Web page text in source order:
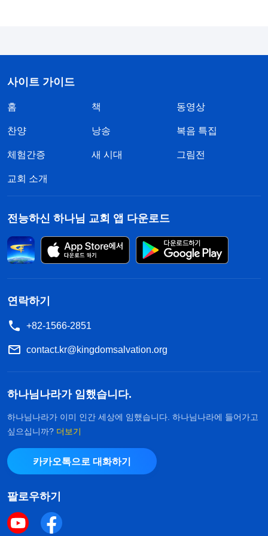
끊어 버리고, 제가 못 들어가게 안방 문까지 다 잠궈
버렸더라구요. 그리고는 점점 저한테 차갑게 대하기
시작했죠. 가끔 제가 어디 가냐고 물어봐도 쌀쌀맞게
가라는 거에요. 그리고 가게에도 나오지도 말라고,
기다가 인터넷에 떠도는 그런 유언비어를 제 주변 친
구들한테까지 퍼뜨려 가지고, 친구들이 돌아가면서
저보고 믿지 말라고 말리더라구요. 평온하던 제 삶이
한순간에 다 깨져버렸죠. 제가 그동안 이 가정을 위
해서 제 전공까지 포기하면서 남편이랑 가게 일에 최
선을 다하고, 그 도시에 꽤 이름이 있는 가게를 차리
어떻게 해야 할지 모르겠고, 저도 모르게 마음이 약
님이 오시길 소망하잖아요? 근데 제가 주님을 맞이
하고, 올바른 믿음의 길에 들어섰는데, 왜 이해하지
못하는지 도저히 이해가 안 되는 거에요. 저도 모르
게 막 눈물이 나더라구요. 그때 이 말씀이 떠올랐어
요. 『오늘 너희가 받은 것은 역대의 사도와 선지자
들이 받은 것보다 많으며, 심지어는 모세와 베드로보
다도 많다. 복은 하루 이틀에 얻을 수 있는 것이 아니
며, 이를 얻기 위해서는 많은 대가를 치러야 한다. 즉,
사이트 가이드
홈 책 동영상
찬양 낭송 복음 특집
체험간증 새 시대 그림전
교회 소개
전능하신 하나님 교회 앱 다운로드
연락하기
+82-1566-2851
contact.kr@kingdomsalvation.org
하나님나라가 임했습니다.
하나님나라가 이미 인간 세상에 임했습니다. 하나님나라에 들어가고
싶으십니까? 더보기
카카오톡으로 대화하기
팔로우하기